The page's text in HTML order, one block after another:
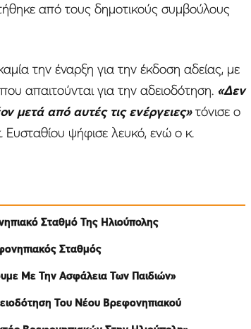
από τους δημοτικούς συμβούλους
την έναρξη για την έκδοση αδείας, με
απαιτούνται για την αδειοδότηση. «Δεν
μετά από αυτές τις ενέργειες»τόνισε ο
ψήφισε λευκό, ενώ ο κ.
Σταθμό Της Ηλιούπολης
Σταθμός
Με Την Ασφάλεια Των Παιδιών»
Του Νέου Βρεφονηπιακού